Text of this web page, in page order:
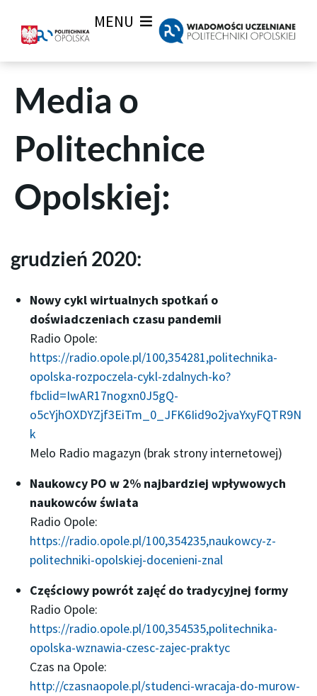
MENU
Media o
Politechnice
Opolskiej:​
grudzień 2020:
Nowy cykl wirtualnych spotkań o
doświadczeniach czasu pandemii
Radio Opole:
https://radio.opole.pl/100,354281,politechnika-
opolska-rozpoczela-cykl-zdalnych-ko?
fbclid=IwAR17nogxn0J5gQ-
o5cYjhOXDYZjf3EiTm_0_JFK6Iid9o2jvaYxyFQTR9N
k
Melo Radio magazyn (brak strony internetowej)
Naukowcy PO w 2% najbardziej wpływowych
naukowców świata
Radio Opole:
https://radio.opole.pl/100,354235,naukowcy-z-
politechniki-opolskiej-docenieni-znal
Częściowy powrót zajęć do tradycyjnej formy
Radio Opole:
https://radio.opole.pl/100,354535,politechnika-
opolska-wznawia-czesc-zajec-praktyc
Czas na Opole:
http://czasnaopole.pl/studenci-wracaja-do-murow-